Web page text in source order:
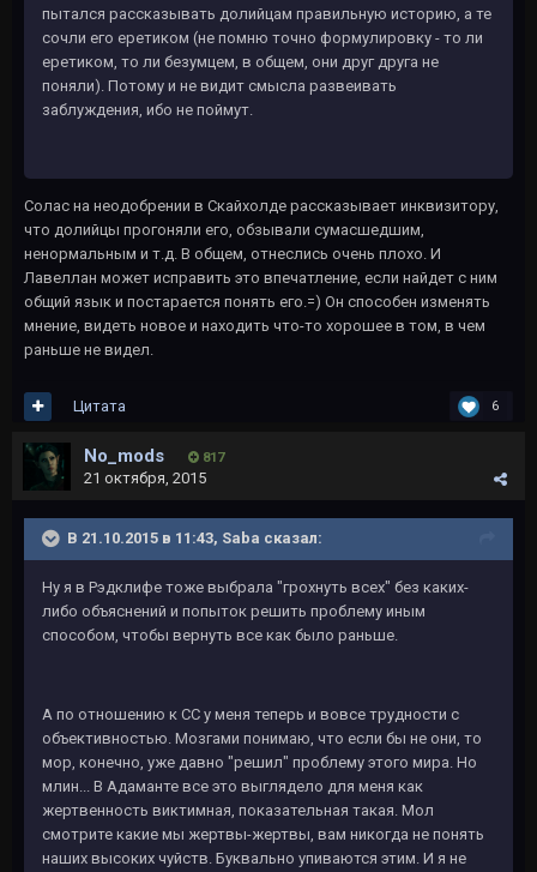
пытался рассказывать долийцам правильную историю, а те
сочли его еретиком (не помню точно формулировку - то ли
еретиком, то ли безумцем, в общем, они друг друга не
поняли). Потому и не видит смысла развеивать
заблуждения, ибо не поймут.
Солас на неодобрении в Скайхолде рассказывает инквизитору,
что долийцы прогоняли его, обзывали сумасшедшим,
ненормальным и т.д. В общем, отнеслись очень плохо. И
Лавеллан может исправить это впечатление, если найдет с ним
общий язык и постарается понять его.=) Он способен изменять
мнение, видеть новое и находить что-то хорошее в том, в чем
раньше не видел.
6
Цитата
No_mods 817
21 октября, 2015
В 21.10.2015 в 11:43, Saba сказал:
Ну я в Рэдклифе тоже выбрала "грохнуть всех" без каких-
либо объяснений и попыток решить проблему иным
способом, чтобы вернуть все как было раньше.
А по отношению к СС у меня теперь и вовсе трудности с
объективностью. Мозгами понимаю, что если бы не они, то
мор, конечно, уже давно "решил" проблему этого мира. Но
млин... В Адаманте все это выглядело для меня как
жертвенность виктимная, показательная такая. Мол
смотрите какие мы жертвы-жертвы, вам никогда не понять
наших высоких чуйств. Буквально упиваются этим. И я не